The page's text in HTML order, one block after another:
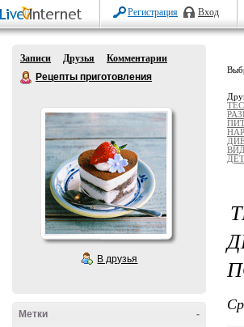
Регистрация Вход
Записи Друзья
Комментарии
Рецепты приготовления
В друзья
-
Метки